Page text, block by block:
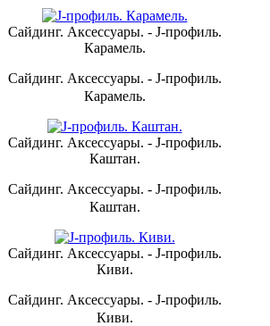
Сайдинг. Аксессуары. - J-профиль.
Карамель.
Сайдинг. Аксессуары. - J-профиль.
Карамель.
Сайдинг. Аксессуары. - J-профиль.
Каштан.
Сайдинг. Аксессуары. - J-профиль.
Каштан.
Сайдинг. Аксессуары. - J-профиль.
Киви.
Сайдинг. Аксессуары. - J-профиль.
Киви.